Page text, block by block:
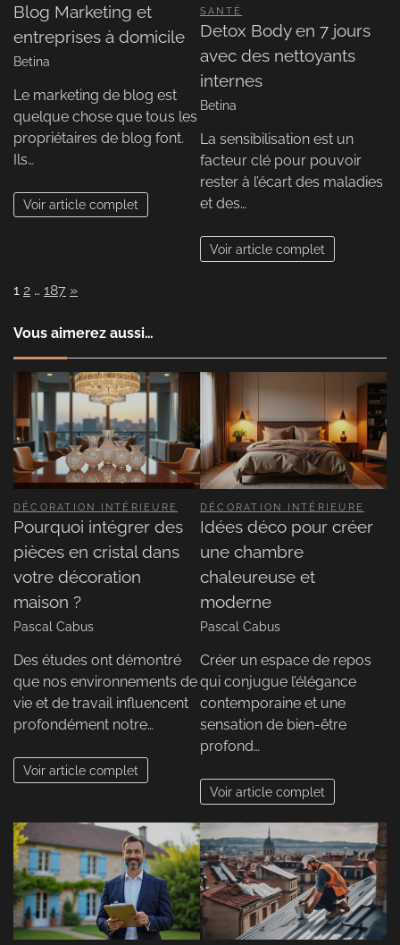
Blog Marketing et
entreprises à domicile
Betina
Le marketing de blog est
quelque chose que tous les
propriétaires de blog font.
Ils…
Voir article complet
SANTÉ
Detox Body en 7 jours
avec des nettoyants
internes
Betina
La sensibilisation est un
facteur clé pour pouvoir
rester à l’écart des maladies
et des…
Voir article complet
Page:
1 2 … 187 Next
»
Vous aimerez aussi…
DÉCORATION INTÉRIEURE
Pourquoi intégrer des
pièces en cristal dans
votre décoration
maison ?
Pascal Cabus
Des études ont démontré
que nos environnements de
vie et de travail influencent
profondément notre…
Voir article complet
DÉCORATION INTÉRIEURE
Idées déco pour créer
une chambre
chaleureuse et
moderne
Pascal Cabus
Créer un espace de repos
qui conjugue l’élégance
contemporaine et une
sensation de bien-être
profond…
Voir article complet